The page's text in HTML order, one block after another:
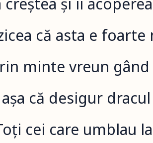
că asta e foarte
minte vreun
că desigur
cei care umblau